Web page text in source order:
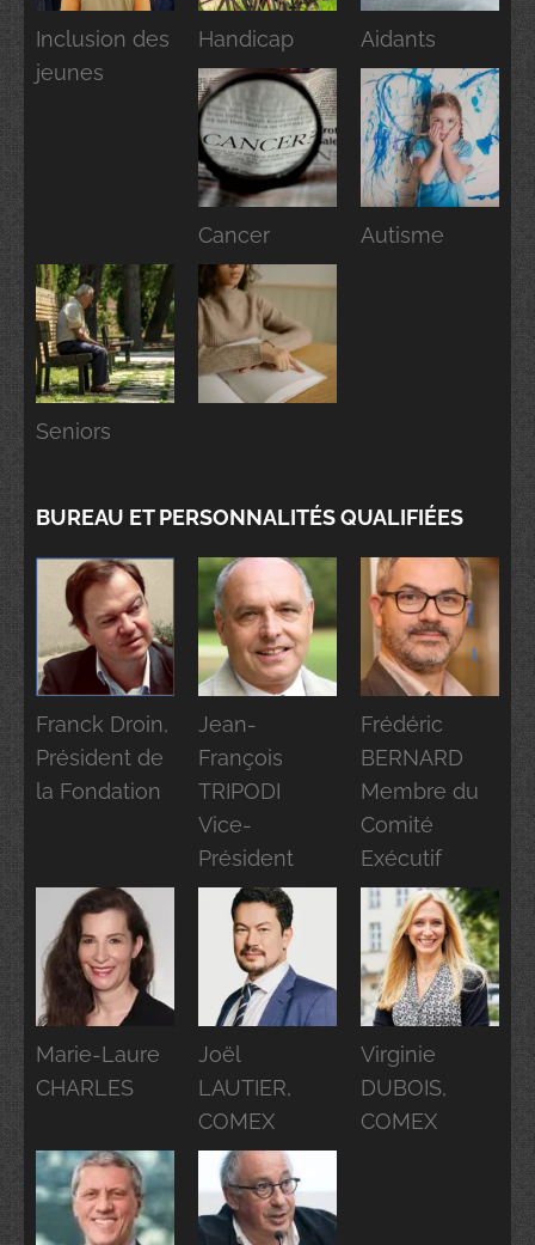
Inclusion des
jeunes
Handicap Aidants
Cancer Autisme
Seniors
BUREAU ET PERSONNALITÉS QUALIFIÉES
Franck Droin,
Président de
la Fondation
Jean-
François
TRIPODI
Vice-
Président
Frédéric
BERNARD
Membre du
Comité
Exécutif
Marie-Laure
CHARLES
Joël
LAUTIER,
COMEX
Virginie
DUBOIS,
COMEX